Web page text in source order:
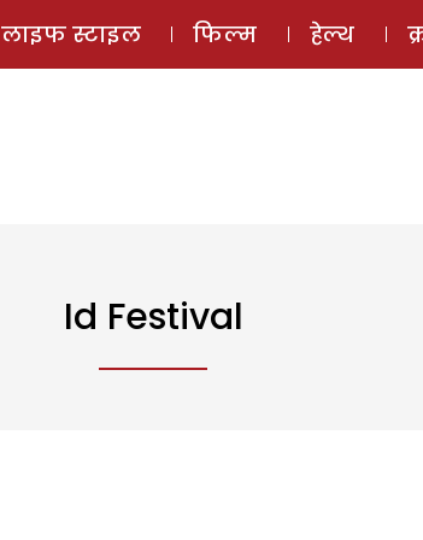
ई-मैगज़ीन
लाइफ स्टाइल फिल्म हेल्थ
Id Festival